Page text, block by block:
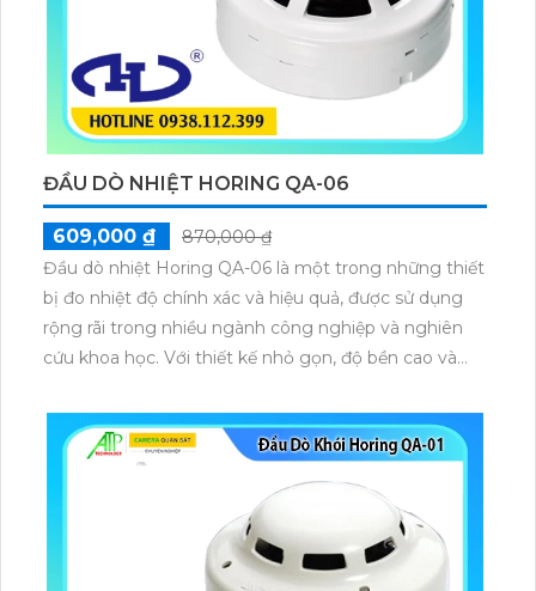
ĐẦU DÒ NHIỆT HORING QA-06
609,000 ₫
870,000 ₫
Đầu dò nhiệt Horing QA-06 là một trong những thiết
bị đo nhiệt độ chính xác và hiệu quả, được sử dụng
rộng rãi trong nhiều ngành công nghiệp và nghiên
cứu khoa học. Với thiết kế nhỏ gọn, độ bền cao và
trường khác nhau, Horing QA-06 đã trở thành lựa
chọn phổ biến cho các ứng dụng cần độ chính xác